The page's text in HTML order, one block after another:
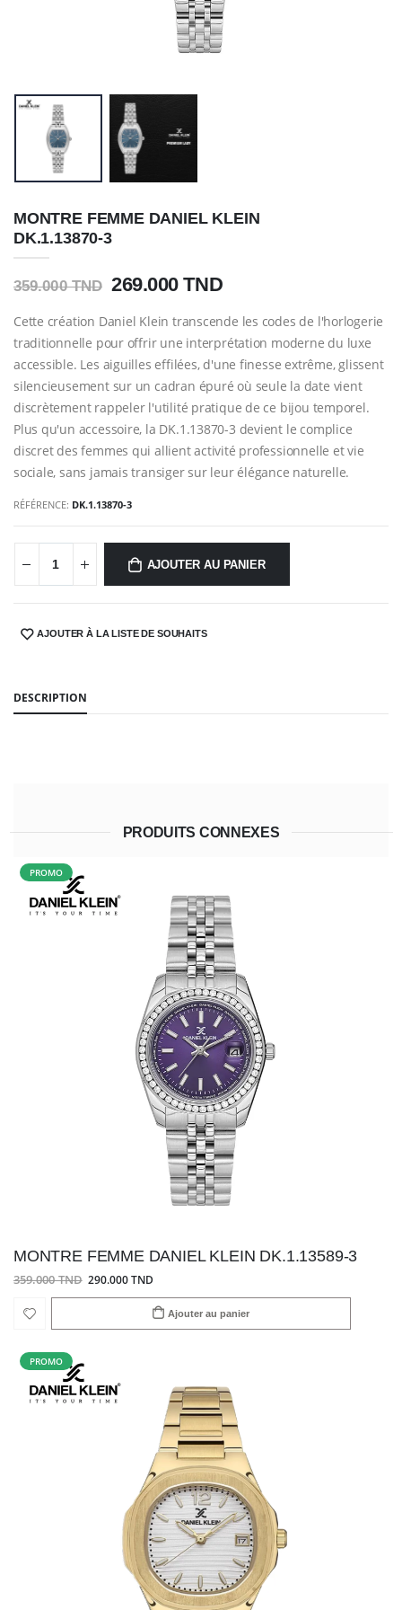
MONTRE FEMME DANIEL KLEIN
DK.1.13870-3
359.000 TND 269.000 TND
Cette création Daniel Klein transcende les codes de l'horlogerie
traditionnelle pour offrir une interprétation moderne du luxe
accessible. Les aiguilles effilées, d'une finesse extrême, glissent
silencieusement sur un cadran épuré où seule la date vient
discrètement rappeler l'utilité pratique de ce bijou temporel.
Plus qu'un accessoire, la DK.1.13870-3 devient le complice
discret des femmes qui allient activité professionnelle et vie
sociale, sans jamais transiger sur leur élégance naturelle.
RÉFÉRENCE: DK.1.13870-3
AJOUTER AU PANIER
SHARE:AJOUTER À LA LISTE DE SOUHAITS
DESCRIPTION
PRODUITS CONNEXES
PROMO
MONTRE FEMME DANIEL KLEIN DK.1.13589-3
359.000 TND 290.000 TND
Ajouter au panier
PROMO